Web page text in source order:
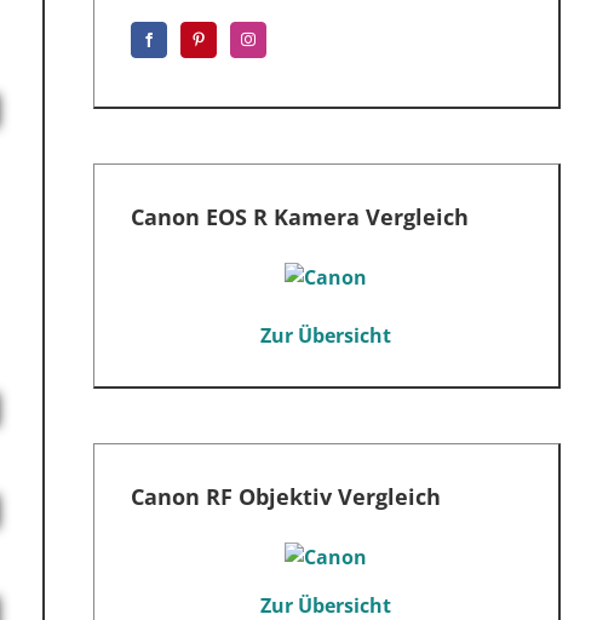
Canon EOS R Kamera Vergleich
Zur Übersicht
Canon RF Objektiv Vergleich
Zur Übersicht